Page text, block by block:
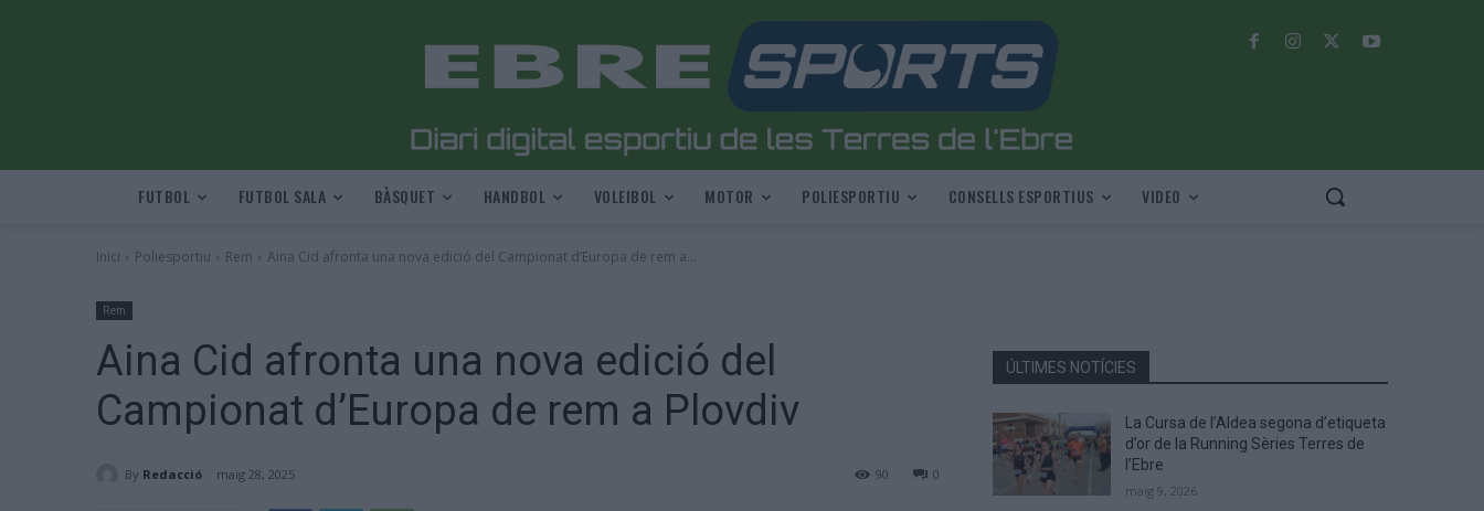
FUTBOL FUTBOL SALA BÀSQUET HANDBOL VOLEIBOL MOTOR POLIESPORTIU CONSELLS ESPORTIUS VIDEO
Inici Poliesportiu Rem Aina Cid afronta una nova edició del Campionat d’Europa de rem a...
Rem
Aina Cid afronta una nova edició del
Campionat d’Europa de rem a Plovdiv
By Redacció maig 28, 2025 0
90
ÚLTIMES NOTÍCIES
La Cursa de l’Aldea segona d’etiqueta
d’or de la Running Sèries Terres de
l’Ebre
maig 9, 2026